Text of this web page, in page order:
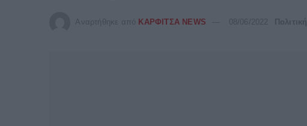
Αναρτήθηκε από ΚΑΡΦΙΤΣΑ NEWS 08/06/2022 Πολιτική